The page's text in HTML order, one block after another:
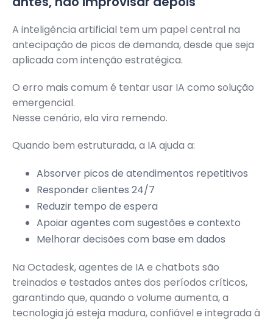
A inteligência artificial tem um papel central na
antecipação de picos de demanda, desde que seja
aplicada com intenção estratégica.
O erro mais comum é tentar usar IA como solução
emergencial.
Nesse cenário, ela vira remendo.
Quando bem estruturada, a IA ajuda a:
Absorver picos de atendimentos repetitivos
Responder clientes 24/7
Reduzir tempo de espera
Apoiar agentes com sugestões e contexto
Melhorar decisões com base em dados
Na Octadesk, agentes de IA e chatbots são
treinados e testados antes dos períodos críticos,
garantindo que, quando o volume aumenta, a
tecnologia já esteja madura, confiável e integrada à